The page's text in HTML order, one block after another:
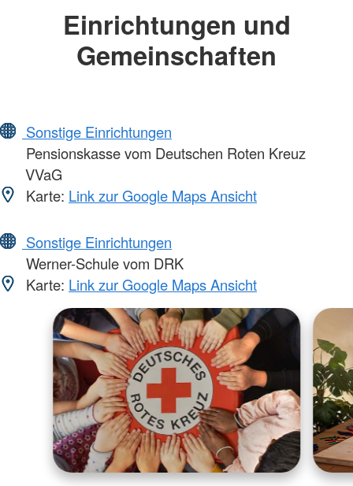
Einrichtungen und
Gemeinschaften
Sonstige Einrichtungen
Pensionskasse vom Deutschen Roten Kreuz
VVaG
Karte: Link zur Google Maps Ansicht
Sonstige Einrichtungen
Werner-Schule vom DRK
Karte: Link zur Google Maps Ansicht